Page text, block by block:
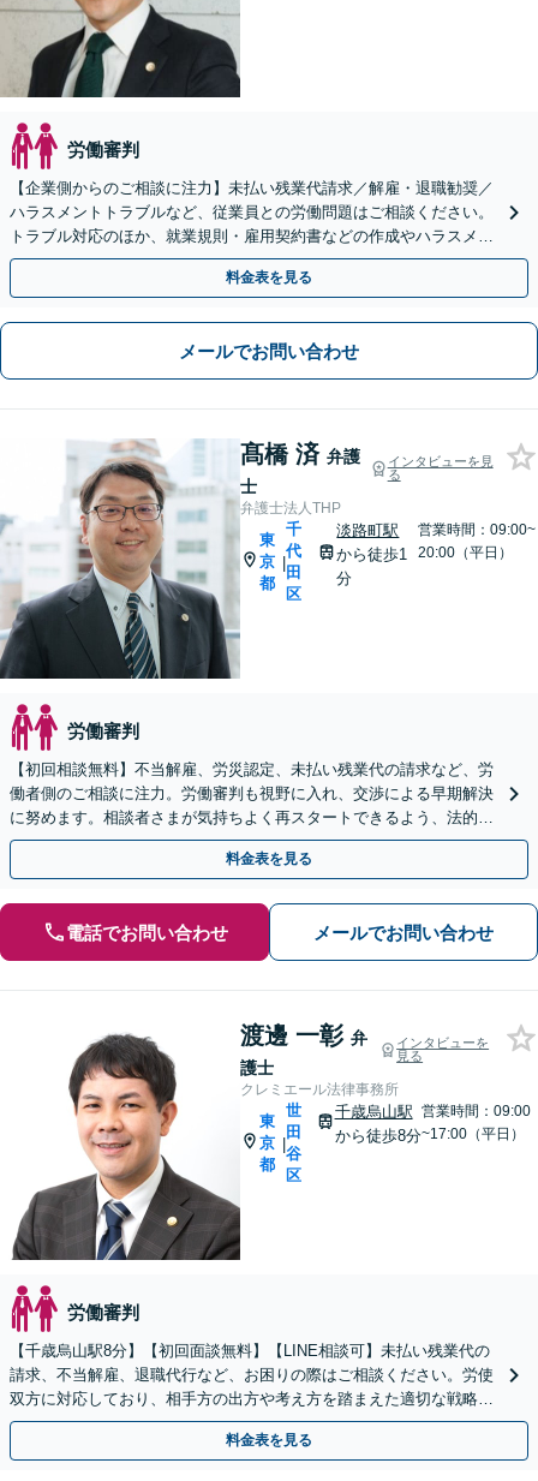
労働審判
【企業側からのご相談に注力】未払い残業代請求／解雇・退職勧奨／
ハラスメントトラブルなど、従業員との労働問題はご相談ください。
トラブル対応のほか、就業規則・雇用契約書などの作成やハラスメン
ト予防策の策定など、予防法務にも豊富な実績【池袋4分】
料金表を見る
メールでお問い合わせ
髙橋 済 弁護
士
インタビューを見
る
弁護士法人THP
東
京
都
|
千
代
田
区
淡路町駅
から徒歩1
分
営業時間：09:00~
20:00（平日）
労働審判
【初回相談無料】不当解雇、労災認定、未払い残業代の請求など、労
働者側のご相談に注力。労働審判も視野に入れ、交渉による早期解決
に努めます。相談者さまが気持ちよく再スタートできるよう、法的側
面よりお力添えいたします【淡路町駅・小川町1分】
料金表を見る
電話でお問い合わせ メールでお問い合わせ
渡邊 一彰 弁
護士
インタビューを
見る
クレミエール法律事務所
東
京
都
|
世
田
谷
区
千歳烏山駅
から徒歩8分
営業時間：09:00
~17:00（平日）
労働審判
【千歳烏山駅8分】【初回面談無料】【LINE相談可】未払い残業代の
請求、不当解雇、退職代行など、お困りの際はご相談ください。労使
双方に対応しており、相手方の出方や考え方を踏まえた適切な戦略を
立てることが可能です。【休日・夜間面談可】
料金表を見る